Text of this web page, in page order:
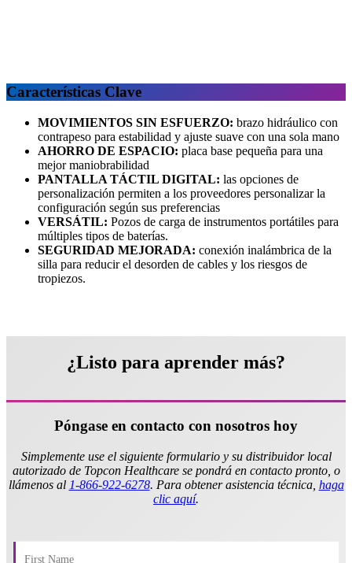
Características Clave
MOVIMIENTOS SIN ESFUERZO: brazo hidráulico con
contrapeso para estabilidad y ajuste suave con una sola mano
AHORRO DE ESPACIO: placa base pequeña para una
mejor maniobrabilidad
PANTALLA TÁCTIL DIGITAL: las opciones de
personalización permiten a los proveedores personalizar la
configuración según sus preferencias
VERSÁTIL: Pozos de carga de instrumentos portátiles para
múltiples tipos de baterías.
SEGURIDAD MEJORADA: conexión inalámbrica de la
silla para reducir el desorden de cables y los riesgos de
tropiezos.
¿Listo para aprender más?
Póngase en contacto con nosotros hoy
Simplemente use el siguiente formulario y su distribuidor local
autorizado de Topcon Healthcare se pondrá en contacto pronto, o
llámenos al 1-866-922-6278. Para obtener asistencia técnica, haga
clic aquí.​